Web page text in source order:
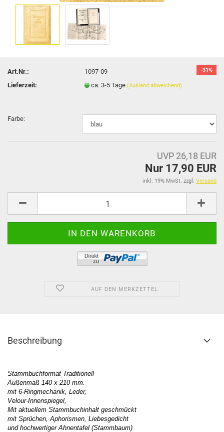
-31%
Art.Nr.:
1097-09
Lieferzeit:
ca. 3-5 Tage(Ausland abweichend)
Farbe:
UVP 26,18 EUR
Nur 17,90 EUR
inkl. 19% MwSt. zzgl. Versand
AUF DEN MERKZETTEL
Beschreibung
Stammbuchformat Traditionell
Außenmaß 140 x 210 mm.
mit 6-Ringmechanik, Leder,
Velour-Innenspiegel,
Mit aktuellem Stammbuchinhalt geschmückt
mit Sprüchen, Aphorismen, Liebesgedicht
und hochwertiger Ahnentafel (Stammbaum)